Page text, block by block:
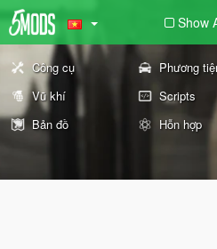
Show
Công cụ Phương
Vũ khí
Scripts
Bản đồ
Hỗn hợp